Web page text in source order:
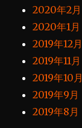
2020年2月
2020年1月
2019年12月
2019年11月
2019年10月
2019年9月
2019年8月